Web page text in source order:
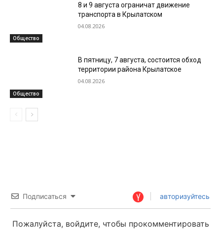
Общество
8 и 9 августа ограничат движение
транспорта в Крылатском
04.08.2026
Общество
В пятницу, 7 августа, состоится обход
территории района Крылатское
04.08.2026
Подписаться авторизуйтесь
Пожалуйста, войдите, чтобы прокомментировать